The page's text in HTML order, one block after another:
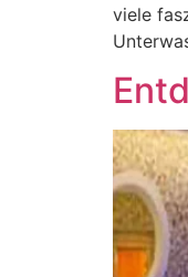
viele